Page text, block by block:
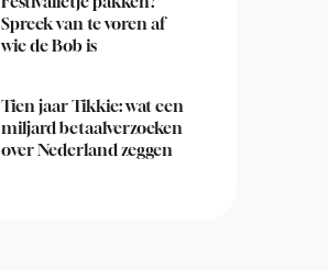
Spreek van te voren af
wie de Bob is
Tien jaar Tikkie: wat een
miljard betaalverzoeken
over Nederland zeggen